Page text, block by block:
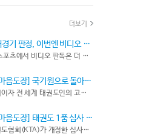
색 옷 얘기 같은 비
겠지만 태권도
판들 또한 이런 말
도록 부단히 노력해
일 들이 없도록 해야
다고 인정해주고
어떠한 글인지 파악
현하는 글은 보기가
더보기
, 이번엔 비디오 판독이다… 더 이상 미룰 수 없다
오늘날 세계 스포츠에서 비디오 판독은 더 이상 선택이 아니다. 선수의 땀과 노력, 경기 결과의 공정성을 지키기 위한 최소한의 안전장치이자 국제 스포츠의 보편적인 기준이 됐다.
으로 돌아온 한마당… 그 안에서 마주하는 '도장(道場)의 본질’
태권도의 모태이자 전 세계 태권도인의 고향, 국기원 도장 위에 다시 뜨거운 기합 소리가 웅장하게 울려 퍼질 예정이다. 오랜만에 국기원에서 펼쳐지는 이번 세계태권도한마당은 단순한 대회 개최를 넘어 국경과 인종, 세대를 넘어 하나의 마음으로 모인 전 세계 태권도인들의 가슴속에 묵직한 설렘과 숭고한 감회를 불러일으킨다.
1품 심사 완화... 문턱은 낮아졌지만, 계단은 더욱 가팔라졌다!
최근 대한태권도협회(KTA)가 개정한 심사시행 규정이 도장가에 화두를 던지고 있다. 저연령 1품(단) 심사 시 지정 품새의 추첨 범위와 시기를 완화해 각 시도협회가 사실상 태극 1장부터 5장까지로 지정을 축소할 수 있는 제도적 근거를 마련했다.